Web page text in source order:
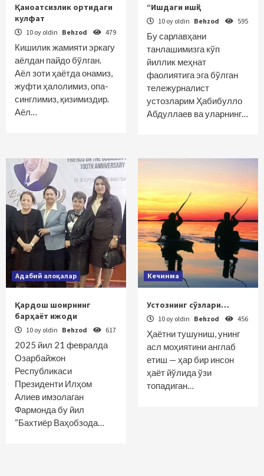
Қаноатсизлик ортидаги
кулфат
10 oy oldin Behzod 479
Кишилик жамияти эркагу
аёлдан пайдо бўлган.
Аёл зоти ҳаётда онамиз,
жуфти ҳалолимиз, опа-
синглимиз, қизимиздир.
Аёл…
“Ишдаги ишқ”
10 oy oldin Behzod 595
Бу сарлавҳани
танлашимизга кўп
йиллик меҳнат
фаолиятига эга бўлган
тележурналист
устозларим Ҳабибулло
Абдуллаев ва уларнинг…
Адабий алоқалар
Қардош шоирнинг
барҳаёт ижоди
10 oy oldin Behzod 617
2025 йил 21 февралда
Озарбайжон
Республикаси
Президенти Илҳом
Алиев имзолаган
Фармонда бу йил
“Бахтиёр Ваҳобзода…
Кечинма
Устознинг сўзлари…
10 oy oldin Behzod 456
Ҳаётни тушуниш, унинг
асл моҳиятини англаб
етиш — ҳар бир инсон
ҳаёт йўлида ўзи
топадиган…